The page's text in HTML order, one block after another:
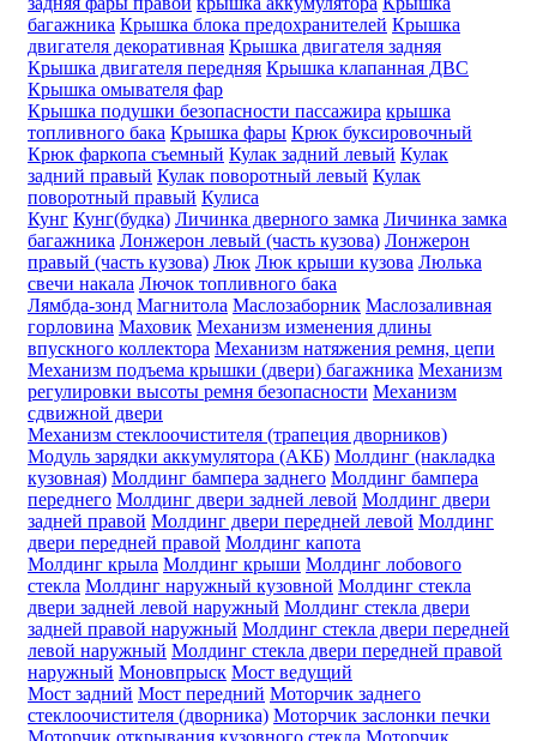
багажника Крышка блока предохранителей Крышка
двигателя декоративная Крышка двигателя задняя
Крышка двигателя передняя Крышка клапанная ДВС
Крышка омывателя фар
Крышка подушки безопасности пассажира крышка
топливного бака Крышка фары Крюк буксировочный
Крюк фаркопа съемный Кулак задний левый Кулак
задний правый Кулак поворотный левый Кулак
поворотный правый Кулиса
Кунг Кунг(будка) Личинка дверного замка Личинка замка
багажника Лонжерон левый (часть кузова) Лонжерон
правый (часть кузова) Люк Люк крыши кузова Люлька
свечи накала Лючок топливного бака
Лямбда-зонд Магнитола Маслозаборник Маслозаливная
горловина Маховик Механизм изменения длины
впускного коллектора Механизм натяжения ремня, цепи
Механизм подъема крышки (двери) багажника Механизм
регулировки высоты ремня безопасности Механизм
сдвижной двери
Механизм стеклоочистителя (трапеция дворников)
Модуль зарядки аккумулятора (АКБ) Молдинг (накладка
кузовная) Молдинг бампера заднего Молдинг бампера
переднего Молдинг двери задней левой Молдинг двери
задней правой Молдинг двери передней левой Молдинг
двери передней правой Молдинг капота
Молдинг крыла Молдинг крыши Молдинг лобового
стекла Молдинг наружный кузовной Молдинг стекла
двери задней левой наружный Молдинг стекла двери
задней правой наружный Молдинг стекла двери передней
левой наружный Молдинг стекла двери передней правой
наружный Моновпрыск Мост ведущий
Мост задний Мост передний Моторчик заднего
стеклоочистителя (дворника) Моторчик заслонки печки
Моторчик открывания кузовного стекла Моторчик